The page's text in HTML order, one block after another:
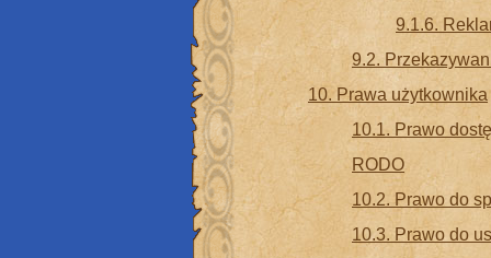
9.1.6.
9.2.
10. Prawa użytkownika
10.1. Prawo
RODO
10.2. Prawo do
10.3. Prawo do